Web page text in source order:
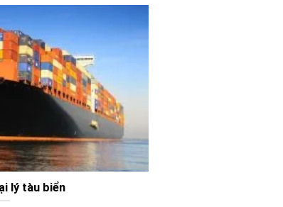
lý tàu biển